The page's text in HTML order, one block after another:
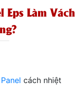
Eps Làm Vách
cách nhiệt